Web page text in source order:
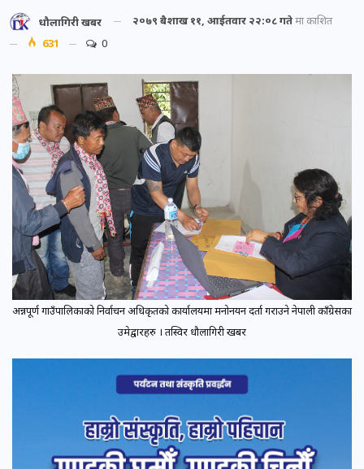
धौलागिरी खबर २०७९ बैशाख ११, आईतवार २२:०८ गतेमा प्रकाशित
631
0
अन्नपूर्ण गाउँपालिकाको निर्वाचन अधिकृतको कार्यालयमा मनोनयन दर्ता गराउने नेपाली काँग्रेसका
उमेद्वारहरु । तस्विर धौलागिरी खबर